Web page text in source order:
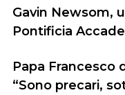
Gavin Newsom,
Pontificia
Papa Francesco
“Sono precari,